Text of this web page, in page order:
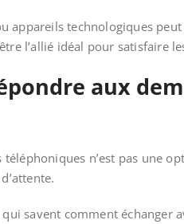
appareils technologiques
l’allié idéal pour satisfaire
aux
n’est pas une
qui savent comment échanger